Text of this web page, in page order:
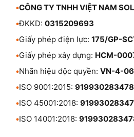
•CÔNG TY TNHH VIỆT NAM
•ĐKKD: 0315209693
•Giấy phép điện lực: 175/GP-
•Giấy phép xây dựng: HCM-
•Nhãn hiệu độc quyền: VN-4-
•ISO 9001:2015:
•ISO 45001:2018:
•ISO 14001:2018: